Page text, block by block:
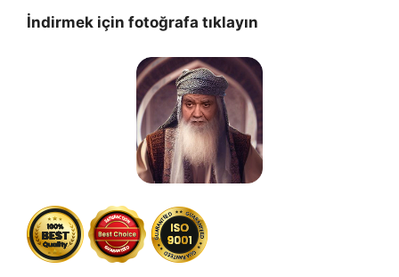
İndirmek için fotoğrafa tıklayın